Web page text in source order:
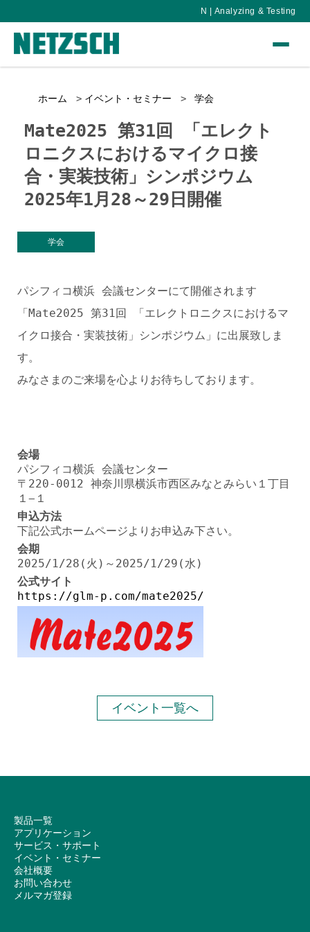
N | Analyzing & Testing
ホーム イベント・セミナー 学会
Mate2025 第31回 「エレクト
ロニクスにおけるマイクロ接
合・実装技術」シンポジウム
2025年1月28～29日開催
学会
パシフィコ横浜 会議センターにて開催されます
「Mate2025 第31回 「エレクトロニクスにおけるマ
イクロ接合・実装技術」シンポジウム」に出展致しま
す。
みなさまのご来場を心よりお待ちしております。
会場
パシフィコ横浜 会議センター
〒220-0012 神奈川県横浜市西区みなとみらい１丁目
１−１
申込方法
下記公式ホームページよりお申込み下さい。
会期
2025/1/28(火)～2025/1/29(水)
公式サイト
https://glm-p.com/mate2025/
イベント一覧へ
製品一覧
アプリケーション
サービス・サポート
イベント・セミナー
会社概要
お問い合わせ
メルマガ登録